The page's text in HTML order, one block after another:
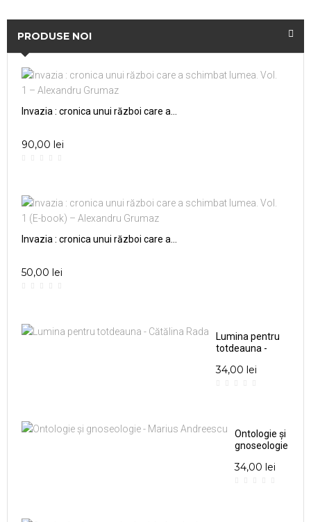
PRODUSE NOI
Invazia : cronica unui război care a...
90,00 lei
Invazia : cronica unui război care a...
50,00 lei
Lumina pentru
totdeauna -
34,00 lei
Ontologie și
gnoseologie
34,00 lei